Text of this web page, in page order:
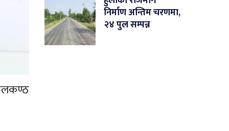
निर्माण अन्तिम चरणमा,
२४ पुल सम्पन्न